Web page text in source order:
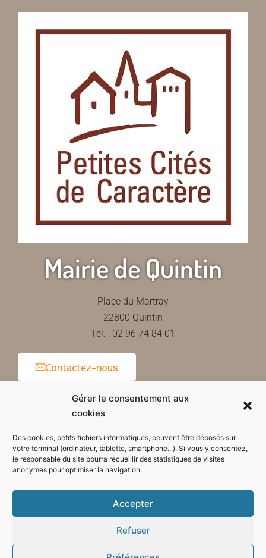
Gérer le consentement aux
cookies
Des cookies, petits fichiers informatiques, peuvent être déposés sur
votre terminal (ordinateur, tablette, smartphone...). Si vous y consentez,
le responsable du site pourra recueillir des statistiques de visites
anonymes pour optimiser la navigation.
Accepter
Refuser
Mairie de Quintin
Place du Martray
22800 Quintin
Tél. : 02 96 74 84 01
Contactez-nous
Horaires d'ouverture de la mairie